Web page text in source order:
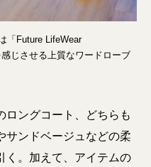
「Future LifeWear
じさせる上質なワードローブ
ロングコート、どちらも
サンドベージュなどの柔
く。加えて、アイテムの